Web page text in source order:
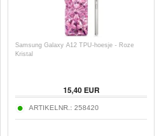
Samsung Galaxy A12 TPU-hoesje - Roze
Kristal
15,40EUR
ARTIKELNR.: 258420